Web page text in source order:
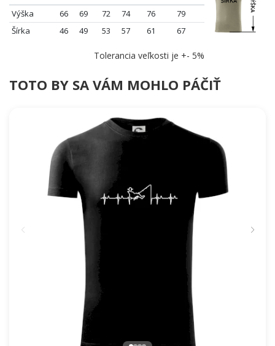
Výška 66 69 72 74 76
79
Šírka
46 49 53 57 61 67
Tolerancia veľkosti je +- 5%
TOTO BY SA VÁM MOHLO PÁČIŤ